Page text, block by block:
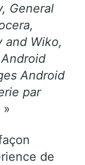
General
and Wiko,
Android
par
»
de